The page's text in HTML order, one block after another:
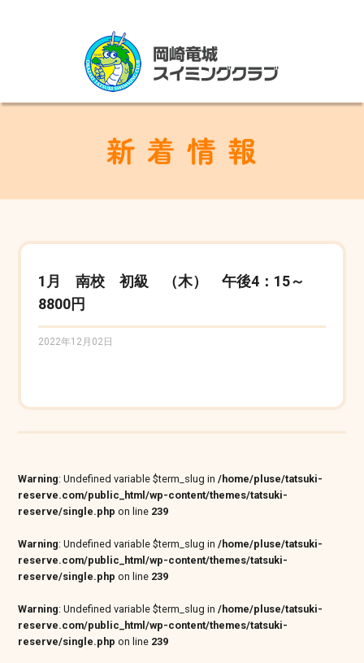
1月 南校 初級 （木） 午後4：15～
8800円
2022年12月02日
Warning: Undefined variable $term_slug in/home/pluse/tatsuki-
reserve.com/public_html/wp-content/themes/tatsuki-
reserve/single.php on line 239
Warning: Undefined variable $term_slug in/home/pluse/tatsuki-
reserve.com/public_html/wp-content/themes/tatsuki-
reserve/single.php on line 239
Warning: Undefined variable $term_slug in/home/pluse/tatsuki-
reserve.com/public_html/wp-content/themes/tatsuki-
reserve/single.php on line 239